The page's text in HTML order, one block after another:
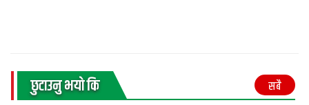
छुटाउनु भयाे कि सबै